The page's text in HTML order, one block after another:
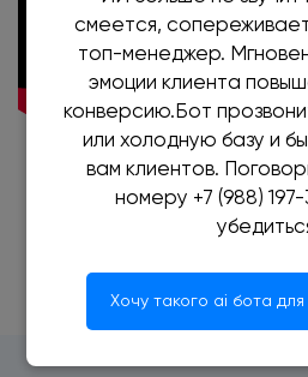
Пример, когда менеджера
новых заявках по
смеется,
топ-менеджер.
эмоции клиента
конверсию.Бот
или холодную базу и
вам клиентов.
номеру +7 (988)
Хочу такого ai бота для